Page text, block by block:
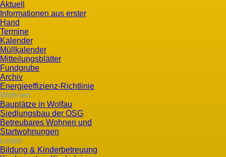
Aktuell
Informationen aus erster
Hand
Termine
Kalender
Müllkalender
Mitteilungsblätter
Fundgrube
Archiv
Energieeffizienz-Richtlinie
Wohnen
Bauplätze in Wolfau
Siedlungsbau der OSG
Betreubares Wohnen und
Startwohnungen
Leben
Bildung & Kinderbetreuung